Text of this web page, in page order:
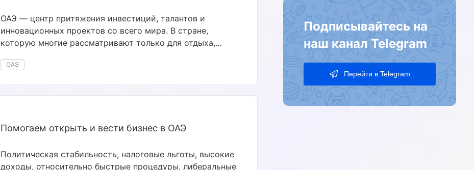
ОАЭ
ОАЭ — центр притяжения инвестиций, талантов и
инновационных проектов со всего мира. В стране,
которую многие рассматривают только для отдыха,
трудовое законодательство, демократичная система
Помогаем открыть и вести бизнес в ОАЭ
Политическая стабильность, налоговые льготы, высокие
доходы, относительно быстрые процедуры, либеральные
Подписывайтесь на
наш канал Telegram
Перейти в Telegram